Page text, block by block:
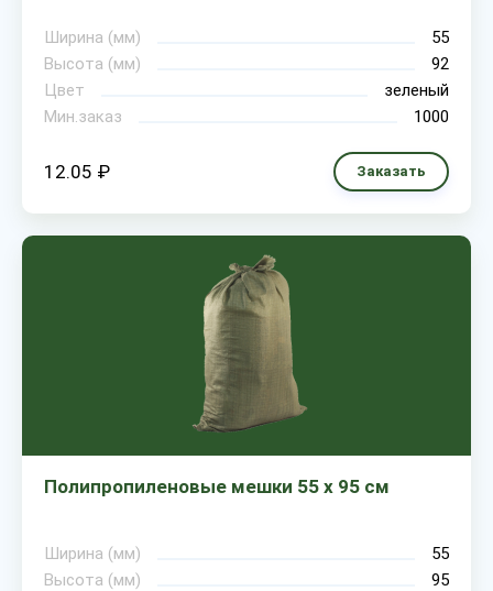
Ширина (мм)
55
Высота (мм)
92
Цвет
зеленый
Мин.заказ
1000
12.05 ₽ Заказать
Полипропиленовые мешки 55 х 95 см
Ширина (мм)
55
Высота (мм)
95